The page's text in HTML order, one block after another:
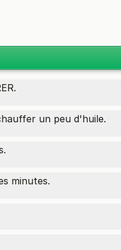
un peu d'huile.
minutes.